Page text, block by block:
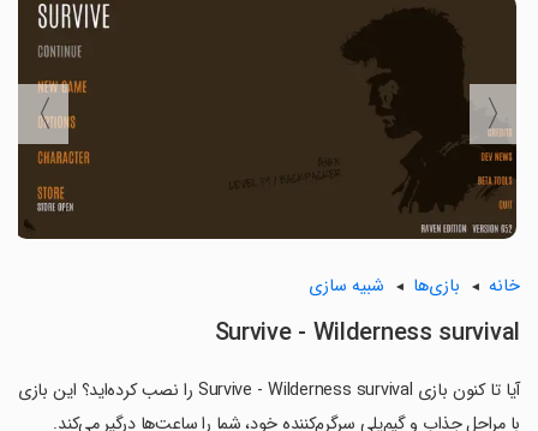
〈
〉
خانه بازی‌ها شبیه سازی
Survive - Wilderness survival
آیا تا کنون بازی Survive - Wilderness survival را نصب کرده‌اید؟ این بازی
با مراحل جذاب و گیم‌پلی سرگرم‌کننده خود، شما را ساعت‌ها درگیر می‌کند.